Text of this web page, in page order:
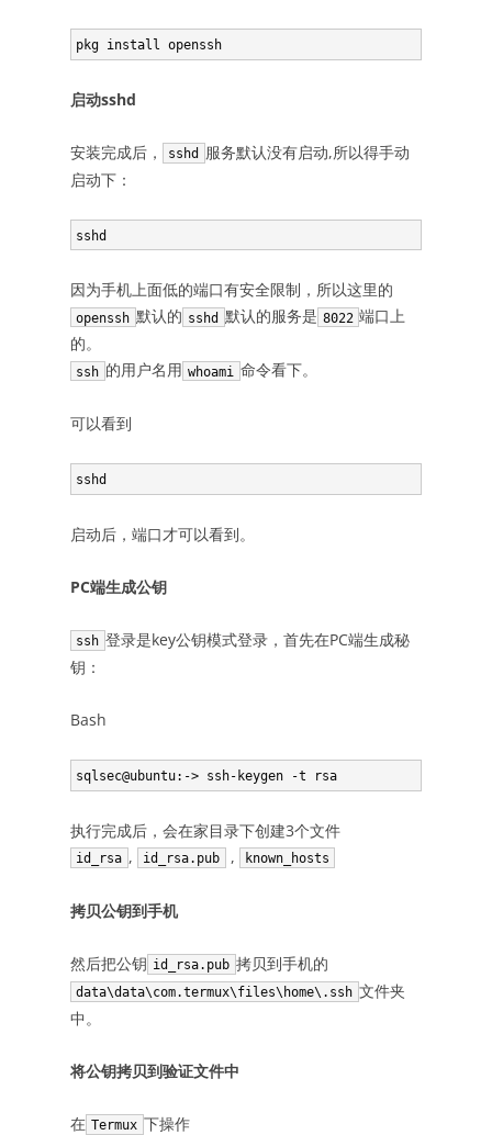
启动sshd
安装完成后， sshd
服务默认没有启动,所以得手动
启动下：
因为手机上面低的端口有安全限制，所以这里的
openssh 默认的 sshd 默认的服务是 8022 端口上
的。
ssh 的用户名用 whoami 命令看下。
可以看到
启动后，端口才可以看到。
PC端生成公钥
ssh 登录是key公钥模式登录，首先在PC端生成秘
钥：
Bash
执行完成后，会在家目录下创建3个文件
id_rsa , id_rsa.pub , known_hosts
拷贝公钥到手机
然后把公钥 id_rsa.pub 拷贝到手机的
data\data\com.termux\files\home\.ssh 文件夹
中。
将公钥拷贝到验证文件中
在 Termux 下操作